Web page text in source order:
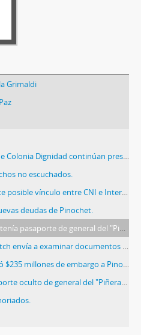
Grimaldi
Colonia Dignidad continúan presos.
no escuchados.
posible vínculo entre CNI e Interior.
deudas de Pinochet.
pasaporte de general del "Piñeragate".
a examinar documentos atribuidos a la CNI.
de embargo a Pinochet para que pague impuestos.
oculto de general del "Piñeragate".